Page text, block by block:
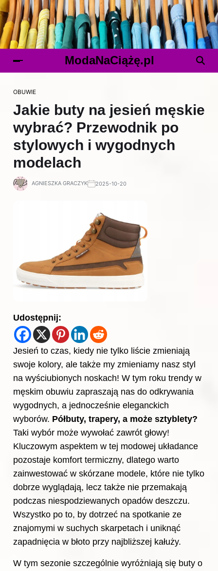
ModaNaCiążę.pl
OBUWIE
Jakie buty na jesień męskie
wybrać? Przewodnik po
stylowych i wygodnych
modelach
AGNIESZKA GRACZYK 2025-10-20
Udostępnij:
Jesień to czas, kiedy nie tylko liście zmieniają
swoje kolory, ale także my zmieniamy nasz styl
na wyściubionych noskach! W tym roku trendy w
męskim obuwiu zapraszają nas do odkrywania
wygodnych, a jednocześnie eleganckich
wyborów. Półbuty, trapery, a może sztyblety?
Taki wybór może wywołać zawrót głowy!
Kluczowym aspektem w tej modowej układance
pozostaje komfort termiczny, dlatego warto
zainwestować w skórzane modele, które nie tylko
dobrze wyglądają, lecz także nie przemakają
podczas niespodziewanych opadów deszczu.
Wszystko po to, by dotrzeć na spotkanie ze
znajomymi w suchych skarpetach i uniknąć
zapadnięcia w błoto przy najbliższej kałuży.
W tym sezonie szczególnie wyróżniają się buty o